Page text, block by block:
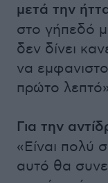
μετά την
στο γήπεδό
δεν δίνει
να
πρώτο
Για την
«Είναι πολύ
αυτό θα